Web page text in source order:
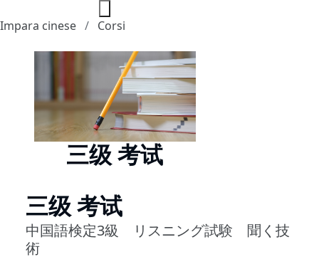
Impara cinese Corsi
三级 考试
三级 考试
中国語検定3級 リスニング試験 聞く技
術